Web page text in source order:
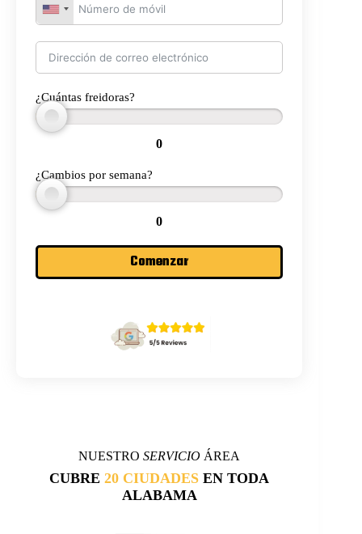
¿Cuántas freidoras?
0
¿Cambios por semana?
0
Comenzar
NUESTROSERVICIO ÁREA
CUBRE20 CIUDADES EN TODA
ALABAMA